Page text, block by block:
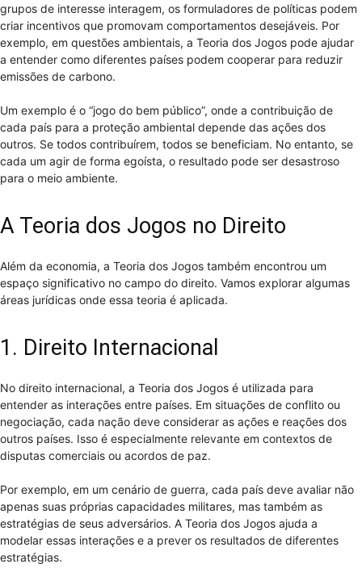
grupos de interesse interagem, os formuladores de políticas podem
criar incentivos que promovam comportamentos desejáveis. Por
exemplo, em questões ambientais, a Teoria dos Jogos pode ajudar
a entender como diferentes países podem cooperar para reduzir
emissões de carbono.
Um exemplo é o “jogo do bem público”, onde a contribuição de
cada país para a proteção ambiental depende das ações dos
outros. Se todos contribuírem, todos se beneficiam. No entanto, se
cada um agir de forma egoísta, o resultado pode ser desastroso
para o meio ambiente.
A Teoria dos Jogos no Direito
Além da economia, a Teoria dos Jogos também encontrou um
espaço significativo no campo do direito. Vamos explorar algumas
áreas jurídicas onde essa teoria é aplicada.
1. Direito Internacional
No direito internacional, a Teoria dos Jogos é utilizada para
entender as interações entre países. Em situações de conflito ou
negociação, cada nação deve considerar as ações e reações dos
outros países. Isso é especialmente relevante em contextos de
disputas comerciais ou acordos de paz.
Por exemplo, em um cenário de guerra, cada país deve avaliar não
apenas suas próprias capacidades militares, mas também as
estratégias de seus adversários. A Teoria dos Jogos ajuda a
modelar essas interações e a prever os resultados de diferentes
estratégias.